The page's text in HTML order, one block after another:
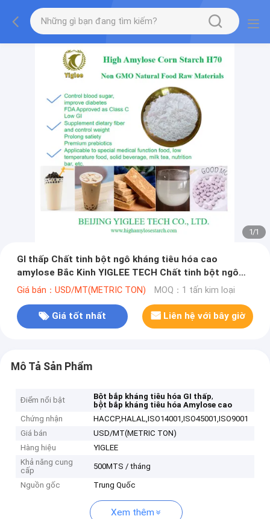
1/1
GI thấp Chất tinh bột ngô kháng tiêu hóa cao
amylose Bắc Kinh YIGLEE TECH Chất tinh bột ngô
cao amylose H70
Giá bán：USD/MT(METRIC TON) MOQ：1 tấn kim loại
Giá tốt nhất Liên hệ với bây giờ
Mô Tả Sản Phẩm
Điểm nổi bật Bột bắp kháng tiêu hóa GI thấp,
bột bắp kháng tiêu hóa Amylose cao
Chứng nhận
HACCP,HALAL,ISO14001,ISO45001,ISO9001
Giá bán
USD/MT(METRIC TON)
Hàng hiệu
YIGLEE
Khả năng cung
cấp
500MTS / tháng
Nguồn gốc Trung Quốc
Xem thêm